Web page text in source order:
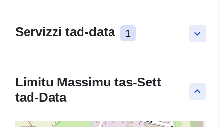
keyboard_arrow_down
Servizzi tad-data 1
keyboard_arrow_up
Limitu Massimu tas-Sett
tad-Data